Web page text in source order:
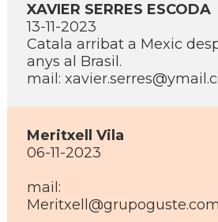
XAVIER SERRES ESCODA
13-11-2023
Catala arribat a Mexic
anys al Brasil.
mail:
Meritxell Vila
06-11-2023
mail: